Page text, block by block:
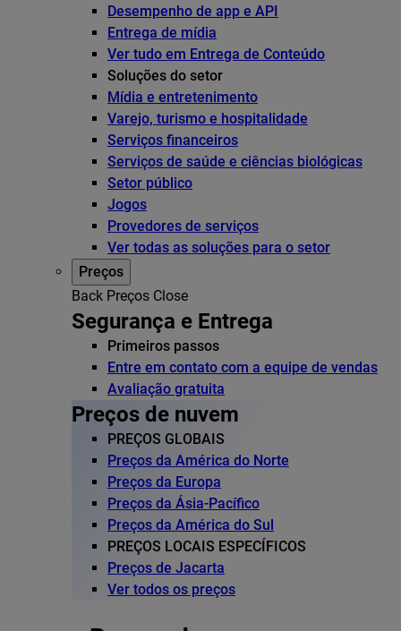
Desempenho de app e API
Entrega de mídia
Ver tudo em Entrega de Conteúdo
Soluções do setor
Mídia e entretenimento
Varejo, turismo e hospitalidade
Serviços financeiros
Serviços de saúde e ciências biológicas
Setor público
Jogos
Provedores de serviços
Ver todas as soluções para o setor
Preços
Back Preços Close
Segurança e Entrega
Primeiros passos
Entre em contato com a equipe de vendas
Avaliação gratuita
Preços de nuvem
PREÇOS GLOBAIS
Preços da América do Norte
Preços da Europa
Preços da Ásia-Pacífico
Preços da América do Sul
PREÇOS LOCAIS ESPECÍFICOS
Preços de Jacarta
Ver todos os preços